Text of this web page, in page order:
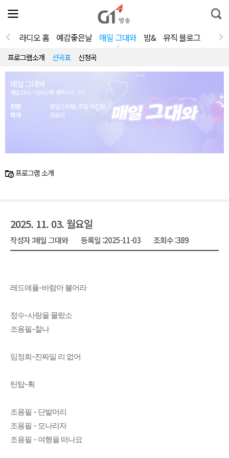
전
체
뉴
열
통
합
라디오 홈 예감좋은날 매일 그대와 밤& 뮤직 블로그
프로그램소개 선곡표 신청곡
매일 그대와
매일 11시 ~ 12시, (재) 새벽 1시 ~ 2시
진행
평일 신아림, 주말 박진형
작가
최유지
프로그램 소개
2025. 11. 03. 월요일
작성자 :매일 그대와 등록일 :2025-11-03 조회수 :389
레드애플-바람아 불어라
정수-사랑을 몰랐소
조용필-찰나
임정희-진짜일 리 없어
틴탑-휙
조용필 - 단발머리
조용필 - 모나리자
조용필 - 여행을 떠나요